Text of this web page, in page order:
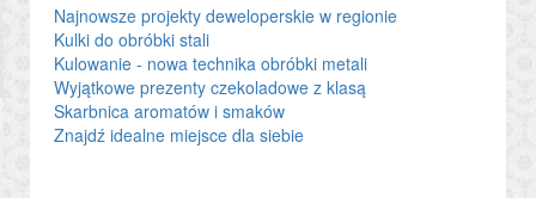
Najnowsze projekty deweloperskie w regionie
Kulki do obróbki stali
Kulowanie - nowa technika obróbki metali
Wyjątkowe prezenty czekoladowe z klasą
Skarbnica aromatów i smaków
Znajdź idealne miejsce dla siebie